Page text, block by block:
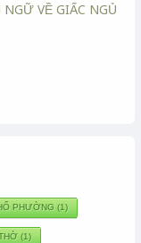
VỀ GIẤC NGỦ
PHƯỜNG (1)
(1)